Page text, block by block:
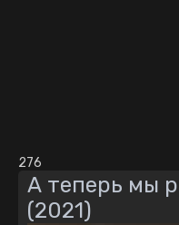
276
А теперь мы
(2021)